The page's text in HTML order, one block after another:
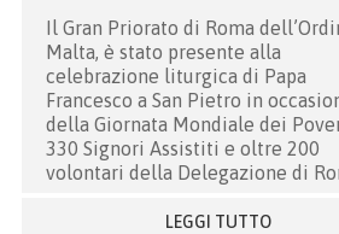
Il Gran Priorato di Roma
Malta, è stato presente alla
celebrazione liturgica di Papa
Francesco a San Pietro in
della Giornata Mondiale dei
330 Signori Assistiti e oltre 200
volontari della Delegazione di
LEGGI TUTTO